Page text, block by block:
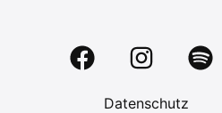
Datenschutz